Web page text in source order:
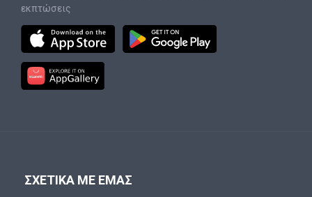
εκπτώσεις
ΣΧΕΤΙΚΑ ΜΕ ΕΜΑΣ